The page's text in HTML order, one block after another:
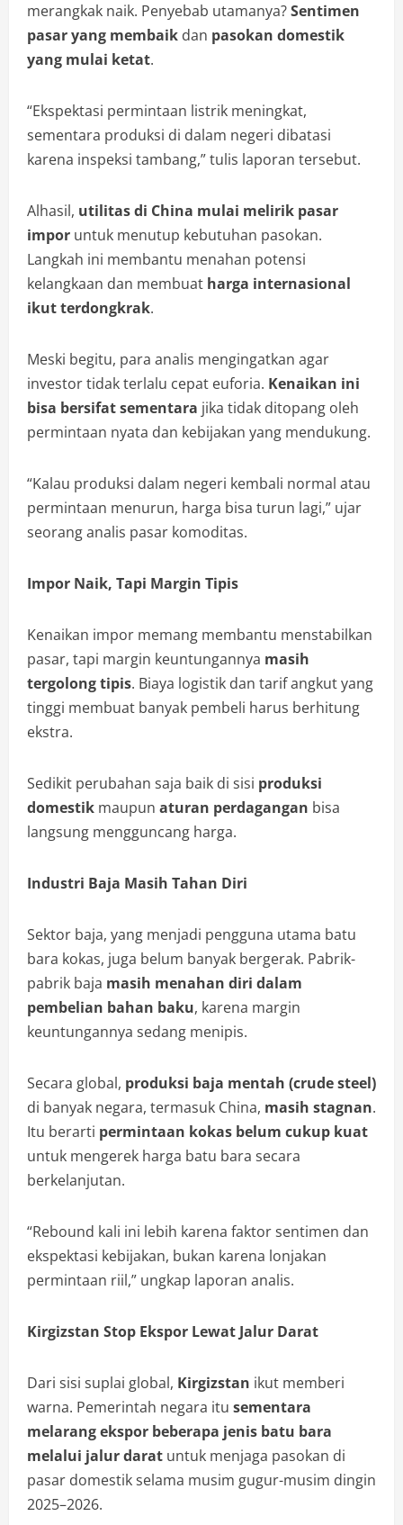
merangkak naik. Penyebab utamanya?Sentimen
pasar yang membaik dan pasokan domestik
yang mulai ketat.
“Ekspektasi permintaan listrik meningkat,
sementara produksi di dalam negeri dibatasi
karena inspeksi tambang,” tulis laporan tersebut.
Alhasil, utilitas di China mulai melirik pasar
impor untuk menutup kebutuhan pasokan.
Langkah ini membantu menahan potensi
kelangkaan dan membuat harga internasional
ikut terdongkrak.
Meski begitu, para analis mengingatkan agar
investor tidak terlalu cepat euforia. Kenaikan ini
bisa bersifat sementara jika tidak ditopang oleh
permintaan nyata dan kebijakan yang mendukung.
“Kalau produksi dalam negeri kembali normal atau
permintaan menurun, harga bisa turun lagi,” ujar
seorang analis pasar komoditas.
Impor Naik, Tapi Margin Tipis
Kenaikan impor memang membantu menstabilkan
pasar, tapi margin keuntungannya masih
tergolong tipis. Biaya logistik dan tarif angkut yang
tinggi membuat banyak pembeli harus berhitung
ekstra.
Sedikit perubahan saja baik di sisi produksi
domestik maupun aturan perdagangan bisa
langsung mengguncang harga.
Industri Baja Masih Tahan Diri
Sektor baja, yang menjadi pengguna utama batu
bara kokas, juga belum banyak bergerak. Pabrik-
pabrik baja masih menahan diri dalam
pembelian bahan baku, karena margin
keuntungannya sedang menipis.
Secara global, produksi baja mentah (crude steel)
di banyak negara, termasuk China, masih stagnan.
Itu berarti permintaan kokas belum cukup kuat
untuk mengerek harga batu bara secara
berkelanjutan.
“Rebound kali ini lebih karena faktor sentimen dan
ekspektasi kebijakan, bukan karena lonjakan
permintaan riil,” ungkap laporan analis.
Kirgizstan Stop Ekspor Lewat Jalur Darat
Dari sisi suplai global, Kirgizstan ikut memberi
warna. Pemerintah negara itu sementara
melarang ekspor beberapa jenis batu bara
melalui jalur darat untuk menjaga pasokan di
pasar domestik selama musim gugur-musim dingin
2025–2026.